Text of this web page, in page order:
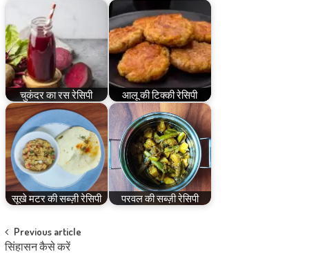
चुकंदर का रस रेसिपी आलू की टिक्की रेसिपी
सूखे मटर की सब्ज़ी रेसिपी परवल की सब्ज़ी रेसिपी
Post
navigation
Previous article
सिंहासन कैसे करें